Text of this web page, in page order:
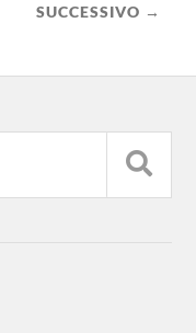
SUCCESSIVO →